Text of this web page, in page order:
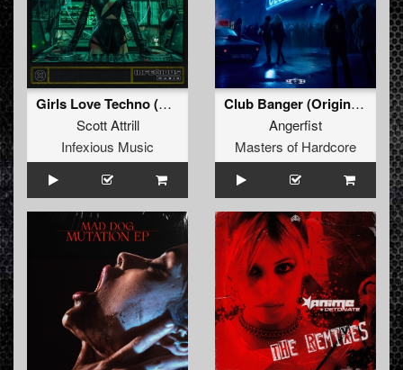
Girls Love Techno (Malevolent & D-Willz Remix)
Scott Attrill
Infexious Music
Club Banger (Original Mix)
Angerfist
Masters of Hardcore